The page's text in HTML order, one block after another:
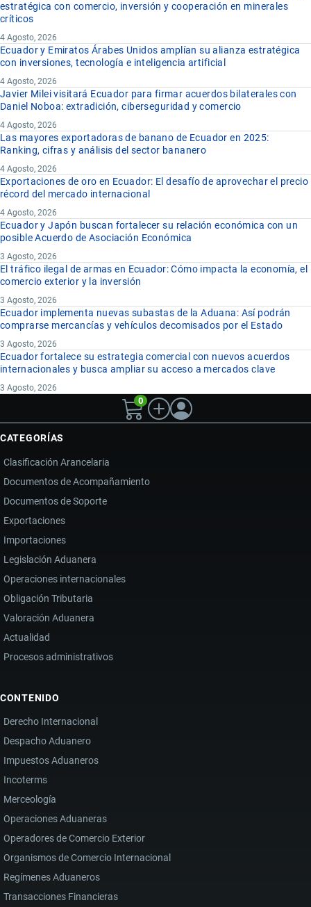
estratégica con comercio, inversión y cooperación en minerales
críticos
4 Agosto, 2026
Ecuador y Emiratos Árabes Unidos amplían su alianza estratégica
con inversiones, tecnología e inteligencia artificial
4 Agosto, 2026
Javier Milei visitará Ecuador para firmar acuerdos bilaterales con
Daniel Noboa: extradición, ciberseguridad y comercio
4 Agosto, 2026
Las mayores exportadoras de banano de Ecuador en 2025:
Ranking, cifras y análisis del sector bananero
4 Agosto, 2026
Exportaciones de oro en Ecuador: El desafío de aprovechar el precio
récord del mercado internacional
4 Agosto, 2026
Ecuador y Japón buscan fortalecer su relación económica con un
posible Acuerdo de Asociación Económica
3 Agosto, 2026
El tráfico ilegal de armas en Ecuador: Cómo impacta la economía, el
comercio exterior y la inversión
3 Agosto, 2026
Ecuador implementa nuevas subastas de la Aduana: Así podrán
comprarse mercancías y vehículos decomisados por el Estado
3 Agosto, 2026
Ecuador fortalece su estrategia comercial con nuevos acuerdos
internacionales y busca ampliar su acceso a mercados clave
3 Agosto, 2026
0
CATEGORÍAS
Clasificación Arancelaria
Documentos de Acompañamiento
Documentos de Soporte
Exportaciones
Importaciones
Legislación Aduanera
Operaciones internacionales
Obligación Tributaria
Valoración Aduanera
Actualidad
Procesos administrativos
CONTENIDO
Derecho Internacional
Despacho Aduanero
Impuestos Aduaneros
Incoterms
Merceología
Operaciones Aduaneras
Operadores de Comercio Exterior
Organismos de Comercio Internacional
Regímenes Aduaneros
Transacciones Financieras